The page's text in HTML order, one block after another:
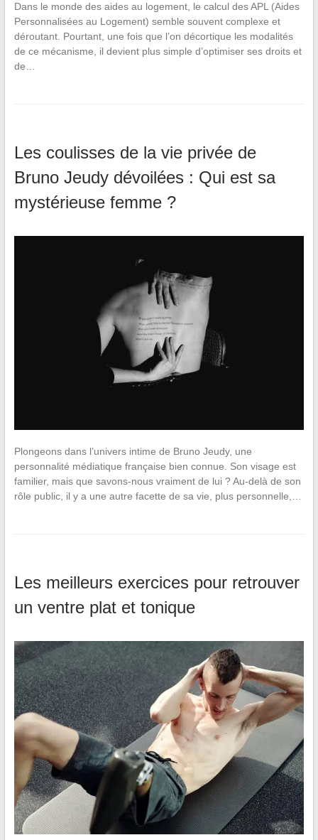
Dans le monde des aides au logement, le calcul des APL (Aides
Personnalisées au Logement) semble souvent complexe et
déroutant. Pourtant, une fois que l’on décortique les modalités
de ce mécanisme, il devient plus simple d’optimiser ses droits et
de…
Les coulisses de la vie privée de
Bruno Jeudy dévoilées : Qui est sa
mystérieuse femme ?
Plongeons dans l’univers intime de Bruno Jeudy, une
personnalité médiatique française bien connue. Son visage est
familier, mais que savons-nous vraiment de lui ? Au-delà de son
rôle public, il y a une autre facette de sa vie, plus personnelle,…
Les meilleurs exercices pour retrouver
un ventre plat et tonique